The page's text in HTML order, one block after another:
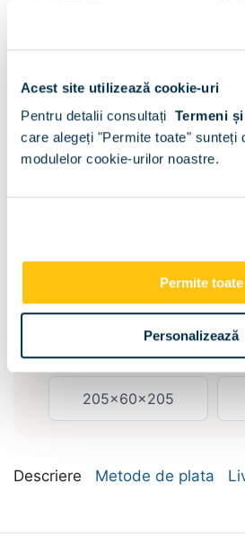
Acest site utilizează cookie-uri
Pentru detalii consultați Termeni
care alegeți "Permite toate" sunteți
modulelor cookie-urilor noastre.
Permite toate
Personalizează
Sertare :
155x60x205
185x60x205
205x60x205
Descriere Metode de plata